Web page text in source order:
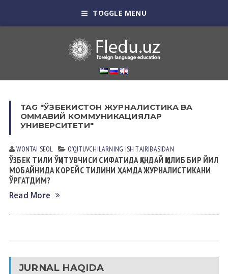
TOGGLE MENU
TAG "ЎЗБЕКИСТОН ЖУРНАЛИСТИКА ВА
ОММАВИЙ КОММУНИКАЦИЯЛАР
УНИВЕРСИТЕТИ"
WONTAI SEOL OʼQITUVCHILАRNING ISH TАJRIBАSIDАN
ЎЗБЕК ТИЛИ ЎҚИТУВЧИСИ СИФАТИДА ҚАНДАЙ ҚИЛИБ БИР ЙИЛ
МОБАЙНИДА КОРЕЙС ТИЛИНИ ҲАМДА ЖУРНАЛИСТИКАНИ
ЎРГАТДИМ?
Read More
JURNAL HAQIDA